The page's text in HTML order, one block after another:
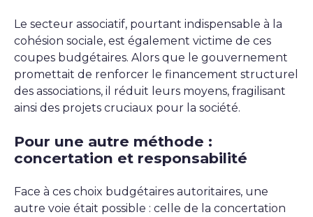
Le secteur associatif, pourtant indispensable à la
cohésion sociale, est également victime de ces
coupes budgétaires. Alors que le gouvernement
promettait de renforcer le financement structurel
des associations, il réduit leurs moyens, fragilisant
ainsi des projets cruciaux pour la société.
Pour une autre méthode :
concertation et responsabilité
Face à ces choix budgétaires autoritaires, une
autre voie était possible : celle de la concertation